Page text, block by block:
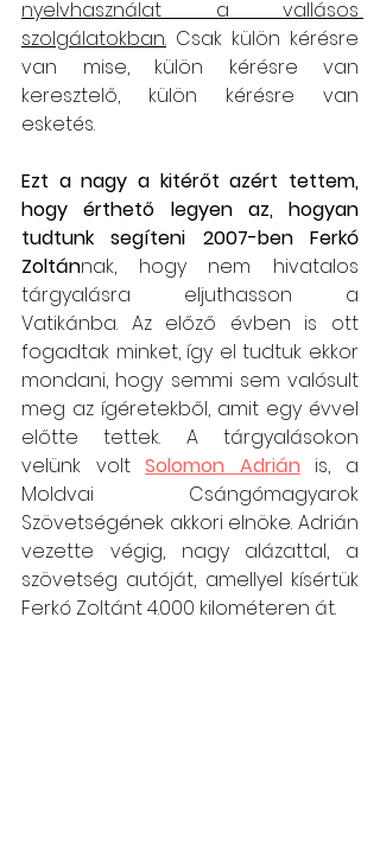
nyelvhasználat a vallásos
szolgálatokban. Csak külön kérésre
van mise, külön kérésre van
keresztelő, külön kérésre van
esketés.
Ezt a nagy a kitérőt azért tettem,
hogy érthető legyen az, hogyan
tudtunk segíteni 2007-ben Ferkó
Zoltánnak, hogy nem hivatalos
tárgyalásra eljuthasson a
Vatikánba. Az előző évben is ott
fogadtak minket, így el tudtuk ekkor
mondani, hogy semmi sem valósult
meg az ígéretekből, amit egy évvel
előtte tettek. A tárgyalásokon
velünk volt Solomon Adrián is, a
Moldvai Csángómagyarok
Szövetségének akkori elnöke. Adrián
vezette végig, nagy alázattal, a
szövetség autóját, amellyel kísértük
Ferkó Zoltánt 4.000 kilométeren át.